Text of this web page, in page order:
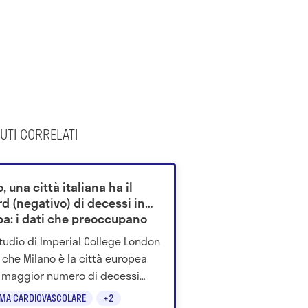
CORRELATI
CARDIOVASCOLARE +2
una città italiana ha il
(negativo) di decessi in
i dati che preoccupano
di Imperial College London
Milano è la città europea
numero di decessi
al caldo estremo dell'estate